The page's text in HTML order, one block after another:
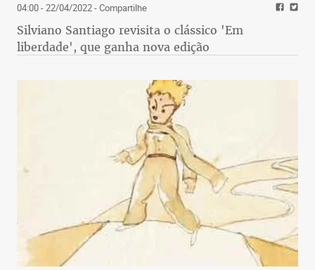
04:00 - 22/04/2022- Compartilhe
Silviano Santiago revisita o clássico 'Em
liberdade', que ganha nova edição